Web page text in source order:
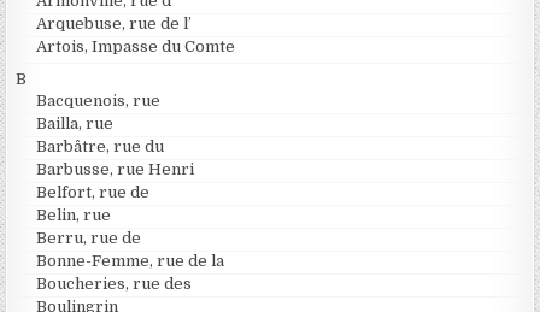
Arquebuse, rue de l’
Artois, Impasse du Comte
B
Bacquenois, rue
Bailla, rue
Barbâtre, rue du
Barbusse, rue Henri
Belfort, rue de
Belin, rue
Berru, rue de
Bonne-Femme, rue de la
Boucheries, rue des
Boulingrin